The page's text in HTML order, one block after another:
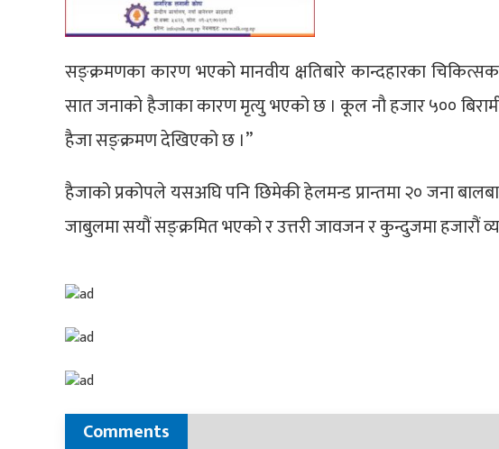
सङ्क्रमणका कारण भएको मानवीय क्षतिबारे कान्दहारका
सात जनाको हैजाका कारण मृत्यु भएको छ । कूल नौ हजार ५००
हैजा सङ्क्रमण देखिएको छ ।”
हैजाको प्रकोपले यसअघि पनि छिमेकी हेलमन्ड प्रान्तमा २० जना
जाबुलमा सयौं सङ्क्रमित भएको र उत्तरी जावजन र कुन्दुजमा हजारौं
Comments